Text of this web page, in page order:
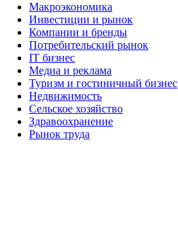
Макроэкономика
Инвестиции и рынок
Компании и бренды
Потребительский рынок
IT бизнес
Медиа и реклама
Туризм и гостиничный бизнес
Недвижимость
Сельское хозяйство
Здравоохранение
Рынок труда